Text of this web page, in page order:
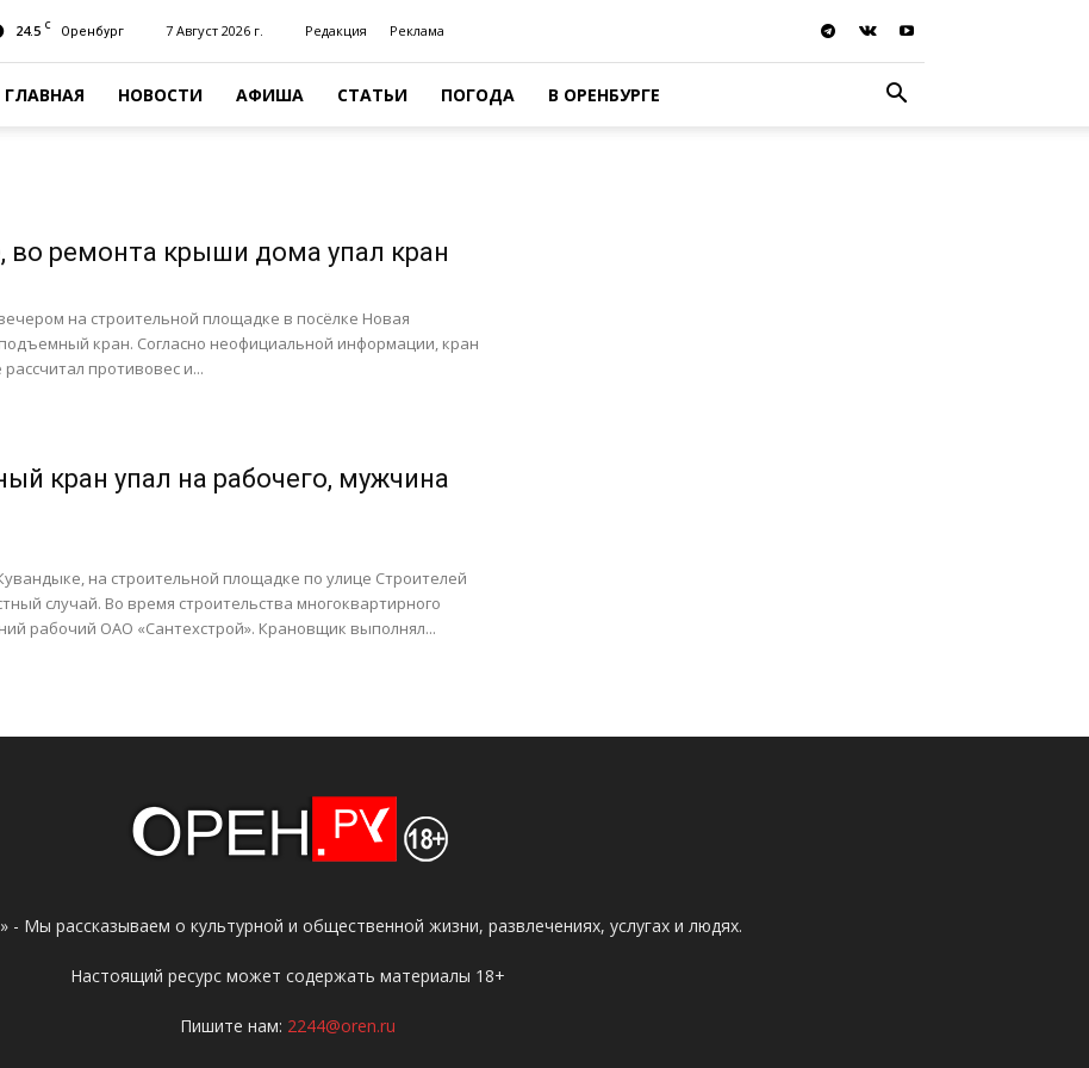
24.5 C Оренбург 7 Август 2026 г. Редакция Реклама
ГЛАВНАЯ НОВОСТИ АФИША СТАТЬИ ПОГОДА В ОРЕНБУРГЕ
во ремонта крыши дома упал кран
на строительной площадке в посёлке Новая
кран. Согласно неофициальной информации, кран
противовес и...
кран упал на рабочего, мужчина
на строительной площадке по улице Строителей
случай. Во время строительства многоквартирного
рабочий ОАО «Сантехстрой». Крановщик выполнял...
- Мы рассказываем о культурной и общественной жизни, развлечениях, услугах и людях.
Настоящий ресурс может содержать материалы 18+
Пишите нам: 2244@oren.ru